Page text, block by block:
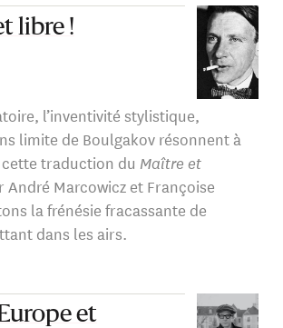
libre !
l’inventivité stylistique,
limite de Boulgakov résonnent à
traduction du Maître et
André Marcowicz et Françoise
la frénésie fracassante de
dans les airs.
et